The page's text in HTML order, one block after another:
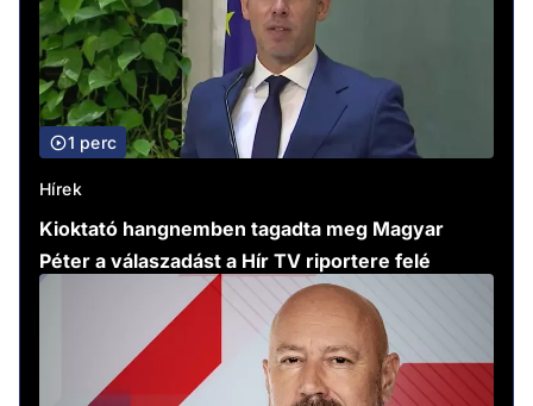
1 perc
Hírek
Kioktató hangnemben tagadta meg Magyar
Péter a válaszadást a Hír TV riportere felé